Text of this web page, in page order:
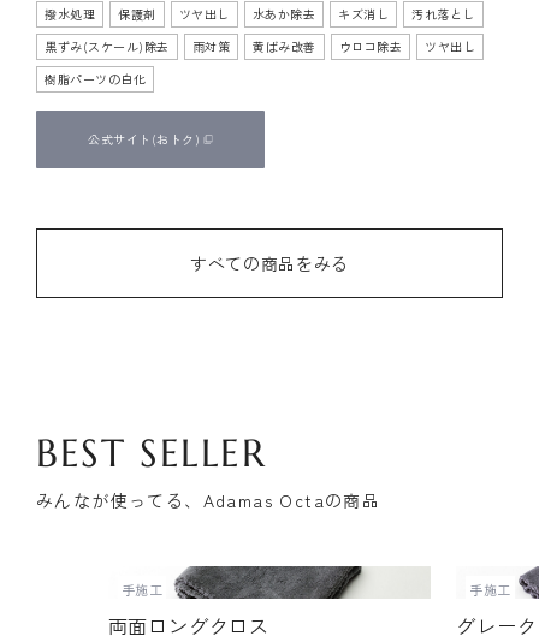
撥水処理
保護剤 ツヤ出し 水あか除去 キズ消し
汚れ落とし
黒ずみ(スケール)除去
雨対策 黄ばみ改善 ウロコ除去
ツヤ出し
樹脂パーツの白化
公式サイト (おトク)
すべての商品をみる
BEST SELLER
みんなが使ってる、Adamas Octaの商品
手施工
両面ロングクロス
手施工
グレー